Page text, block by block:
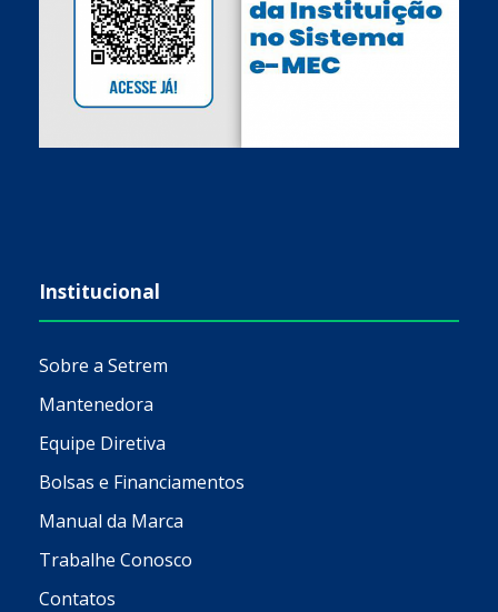
Institucional
Sobre a Setrem
Mantenedora
Equipe Diretiva
Bolsas e Financiamentos
Manual da Marca
Trabalhe Conosco
Contatos